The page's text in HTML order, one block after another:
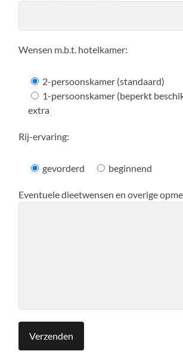
Wensen m.b.t. hotelkamer:
2-persoonskamer (standaard)
1-persoonskamer (beperkt
extra
Rij-ervaring:
gevorderd beginnend
Eventuele dieetwensen en overige